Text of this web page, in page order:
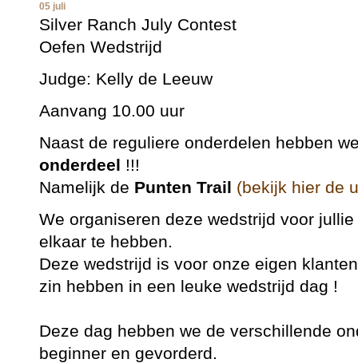
05 juli
Silver Ranch July Contest
Oefen Wedstrijd
Judge: Kelly de Leeuw
Aanvang 10.00 uur
Naast de reguliere onderdelen hebben
onderdeel !!!
Namelijk de Punten Trail (bekijk hier de
We organiseren deze wedstrijd voor
elkaar te hebben.
Deze wedstrijd is voor onze eigen
zin hebben in een leuke wedstrijd dag !
Deze dag hebben we de verschillende
beginner en gevorderd.